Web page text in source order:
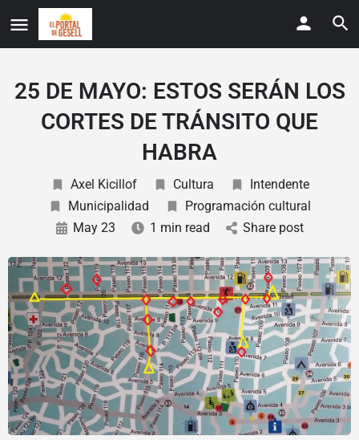
25 DE MAYO: ESTOS SERÁN LOS
CORTES DE TRÁNSITO QUE
HABRA
Axel Kicillof Cultura
Intendente
Municipalidad
Programación cultural
May 23
1 min read Share post